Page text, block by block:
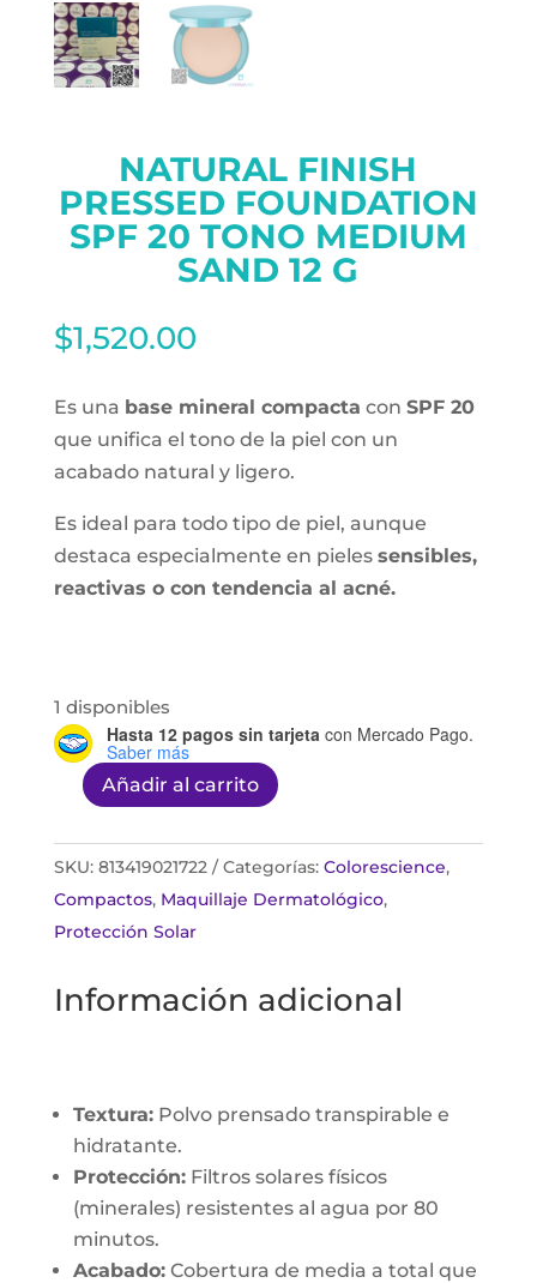
NATURAL FINISH
PRESSED FOUNDATION
SPF 20 TONO MEDIUM
SAND 12 G
$1,520.00
Es una base mineral compacta con SPF 20
que unifica el tono de la piel con un
acabado natural y ligero.
Es ideal para todo tipo de piel, aunque
destaca especialmente en pieles sensibles,
reactivas o con tendencia al acné.
1 disponibles
Hasta 12 pagos sin tarjetacon Mercado Pago.
Saber más
Natural
Pressed
Foundation
SPF
tono
g
cantidad
Añadir al carrito
SKU: 813419021722 Categorías: Colorescience,
Compactos, Maquillaje Dermatológico,
Protección Solar
Información adicional
Textura:Polvo prensado transpirable e
hidratante.
Protección:Filtros solares físicos
(minerales) resistentes al agua por 80
minutos.
Acabado:Cobertura de media a total que